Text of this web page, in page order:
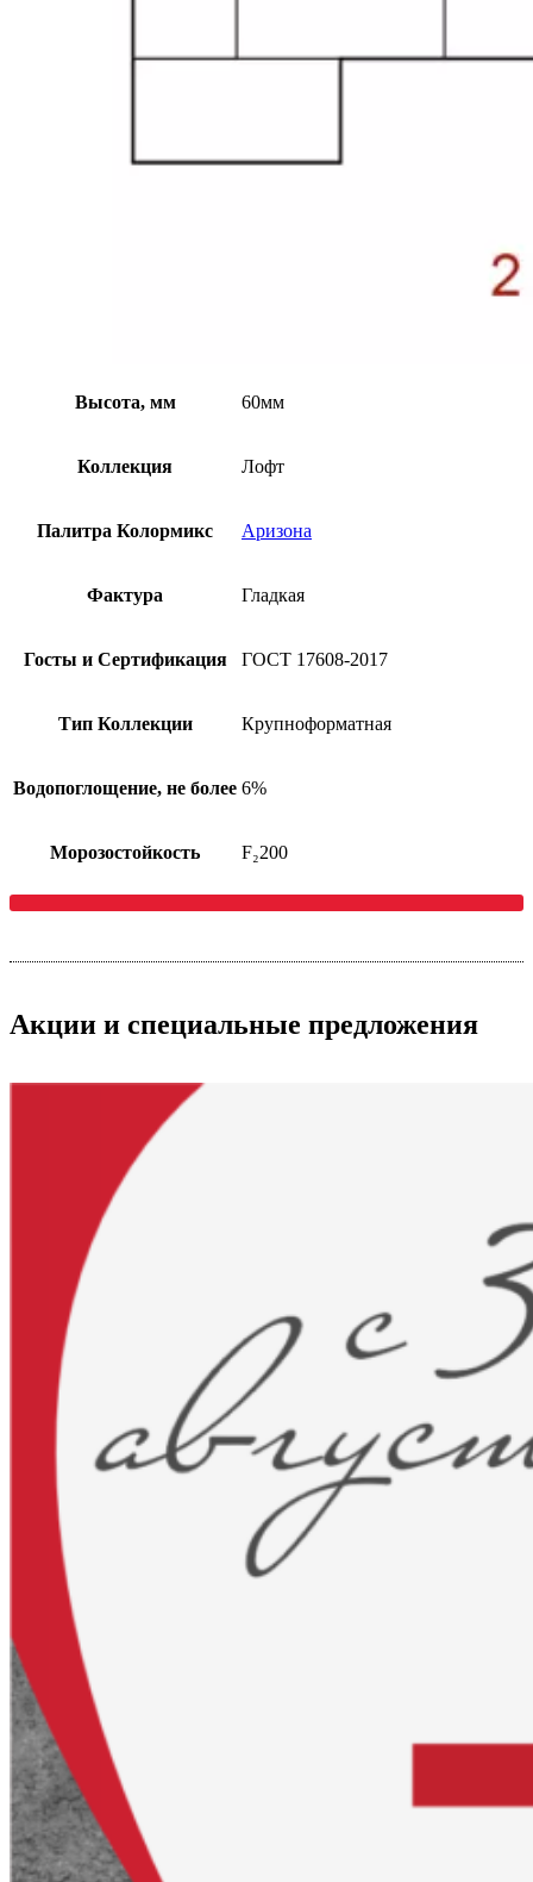
Высота, мм 60мм
Коллекция Лофт
Палитра Колормикс Аризона
Фактура Гладкая
Госты и Сертификация ГОСТ 17608-2017
Тип Коллекции Крупноформатная
Водопоглощение, не более 6%
Морозостойкость F₂200
Акции и специальные предложения